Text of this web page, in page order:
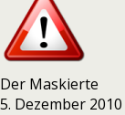
Der Maskierte
5. Dezember 2010